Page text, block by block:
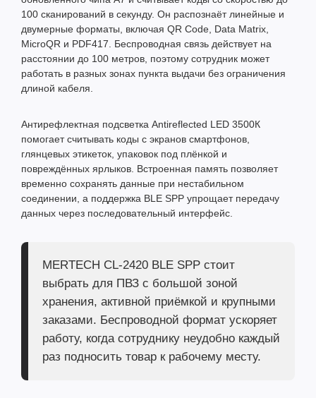
100 сканирований в секунду. Он распознаёт линейные и
двумерные форматы, включая QR Code, Data Matrix,
MicroQR и PDF417. Беспроводная связь действует на
расстоянии до 100 метров, поэтому сотрудник может
работать в разных зонах пункта выдачи без ограничения
длиной кабеля.
Антирефлектная подсветка Antireflected LED 3500К
помогает считывать коды с экранов смартфонов,
глянцевых этикеток, упаковок под плёнкой и
повреждённых ярлыков. Встроенная память позволяет
временно сохранять данные при нестабильном
соединении, а поддержка BLE SPP упрощает передачу
данных через последовательный интерфейс.
MERTECH CL-2420 BLE SPP стоит
выбрать для ПВЗ с большой зоной
хранения, активной приёмкой и крупными
заказами. Беспроводной формат ускоряет
работу, когда сотруднику неудобно каждый
раз подносить товар к рабочему месту.